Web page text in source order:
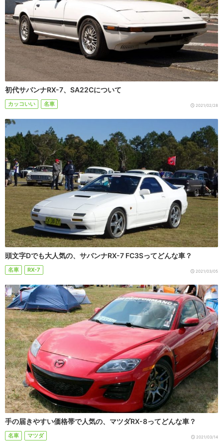
初代サバンナRX-7、SA22Cについて
カッコいい 名車 2021/02/28
頭文字Dでも大人気の、サバンナRX-7 FC3Sってどんな車？
名車 RX-7 2021/03/05
手の届きやすい価格帯で人気の、マツダRX-8ってどんな車？
名車 マツダ 2021/03/14